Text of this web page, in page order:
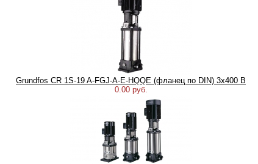
Grundfos CR 1S-19 A-FGJ-A-E-HQQE (фланец по DIN) 3х400 В
0.00 руб.